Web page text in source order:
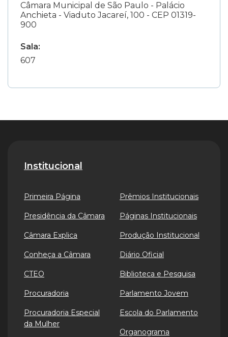
Câmara Municipal de São Paulo - Palácio
Anchieta - Viaduto Jacareí, 100 - CEP 01319-
900
Sala:
607
Institucional
Primeira Página
Presidência da Câmara
Câmara Explica
Conheça a Câmara
CTEO
Procuradoria
Procuradoria Especial
da Mulher
Prêmios Institucionais
Páginas Institucionais
Produção Institucional
Diário Oficial
Biblioteca e Pesquisa
Parlamento Jovem
Escola do Parlamento
Organograma